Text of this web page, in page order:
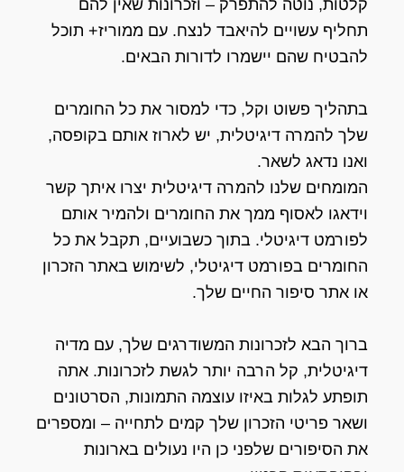
קלטות, נוטה להתפרק – וזכרונות שאין להם
תחליף עשויים להיאבד לנצח. עם ממוריז+ תוכל
להבטיח שהם יישמרו לדורות הבאים.
בתהליך פשוט וקל, כדי למסור את כל החומרים
שלך להמרה דיגיטלית, יש לארוז אותם בקופסה,
ואנו נדאג לשאר.
המומחים שלנו להמרה דיגיטלית יצרו איתך קשר
וידאגו לאסוף ממך את החומרים ולהמיר אותם
לפורמט דיגיטלי. בתוך כשבועיים, תקבל את כל
החומרים בפורמט דיגיטלי, לשימוש באתר הזכרון
או אתר סיפור החיים שלך.
ברוך הבא לזכרונות המשודרגים שלך, עם מדיה
דיגיטלית, קל הרבה יותר לגשת לזכרונות. אתה
תופתע לגלות באיזו עוצמה התמונות, הסרטונים
ושאר פריטי הזכרון שלך קמים לתחייה – ומספרים
את הסיפורים שלפני כן היו נעולים בארונות